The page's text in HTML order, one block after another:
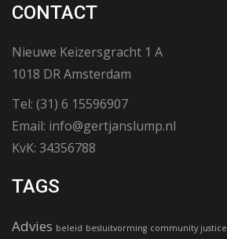
CONTACT
Nieuwe Keizersgracht 1 A
1018 DR Amsterdam
Tel: (31) 6 15596907
Email: info@gertjanslump.nl
KvK: 34356788
TAGS
Advies beleid besluitvorming community justice